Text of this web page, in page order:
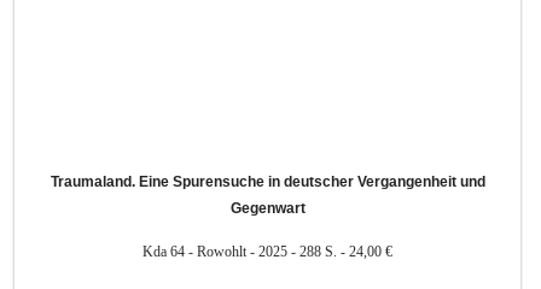
Traumaland. Eine Spurensuche in deutscher Vergangenheit und
Gegenwart
Kda 64 - Rowohlt - 2025 - 288 S. - 24,00 €